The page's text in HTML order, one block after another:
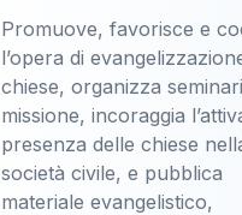
Promuove, favorisce e
l’opera di
chiese, organizza
missione, incoraggia
presenza delle chiese
società civile, e pubblica
materiale evangelistico,